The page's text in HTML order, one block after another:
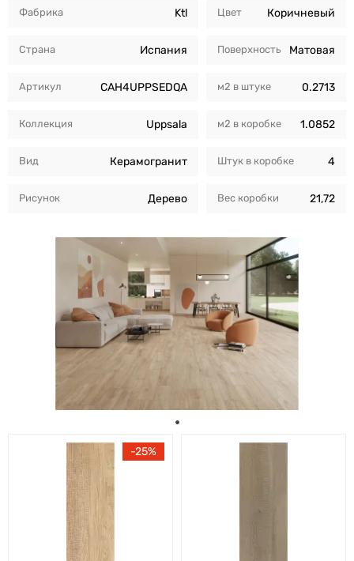
Фабрика Ktl
Страна Испания
Артикул CAH4UPPSEDQA
Коллекция Uppsala
Вид Керамогранит
Рисунок Дерево
Цвет Коричневый
Поверхность Матовая
м2 в штуке 0.2713
м2 в коробкe 1.0852
Штук в коробкe 4
Вес коробки 21,72
25